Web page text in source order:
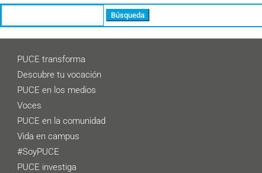
PUCE transforma
Descubre tu vocación
PUCE en los medios
Voces
PUCE en la comunidad
Vida en campus
#SoyPUCE
PUCE investiga